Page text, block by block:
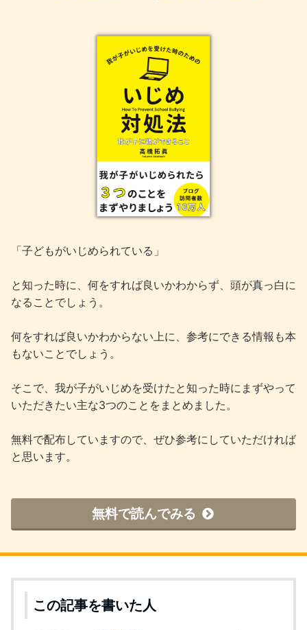
「子どもがいじめられている」
と知った時に、何をすれば良いかわからず、頭が真っ白に
なることでしょう。
何をすれば良いかわからない上に、参考にできる情報も本
もないことでしょう。
そこで、我が子がいじめを受けたと知った時にまずやって
いただきたい主な3つのことをまとめました。
無料で配布していますので、ぜひ参考にしていただければ
と思います。
無料で読んでみる
この記事を書いた人